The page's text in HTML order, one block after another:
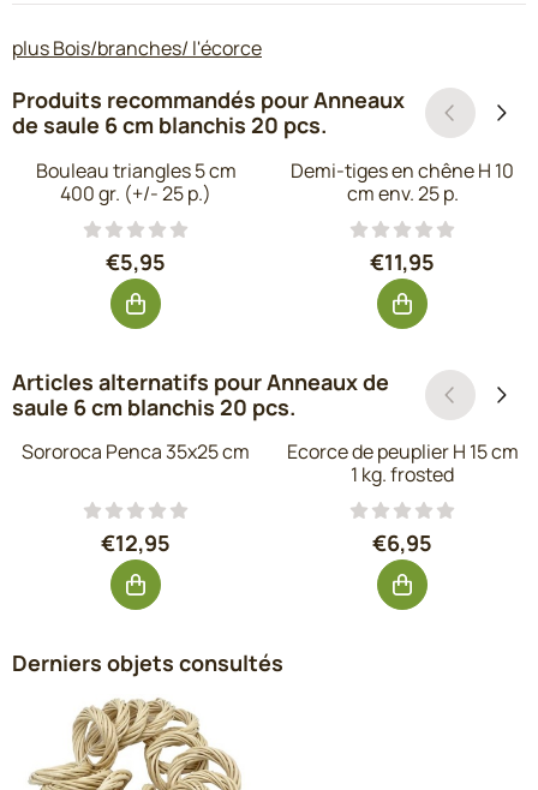
plus Bois/branches/ l'écorce
Produits recommandés pourAnneaux
de saule 6 cm blanchis 20 pcs.
Bouleau triangles 5 cm
400 gr. (+/- 25 p.)
Prix: 5,95, hors TVA : 4,92
€5,95
Demi-tiges en chêne H 10
cm env. 25 p.
Prix: 11,95,
€11,95
Articles alternatifs pourAnneaux de
saule 6 cm blanchis 20 pcs.
Sororoca Penca 35x25 cm
Prix: 12,95, hors TVA : 10,70
€12,95
Ecorce de peuplier H 15 cm
1 kg. frosted
Prix: 6,95, hors
€6,95
Derniers objets consultés